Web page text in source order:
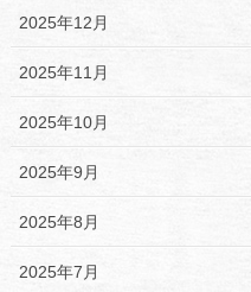
2025年12月
2025年11月
2025年10月
2025年9月
2025年8月
2025年7月